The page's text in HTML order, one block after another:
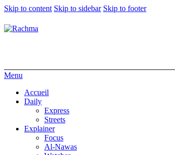
Skip to content Skip to sidebar Skip to footer
Menu
Accueil
Daily
Express
Streets
Explainer
Focus
Al-Nawas